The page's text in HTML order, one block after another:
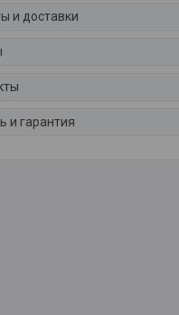
и доставки
и гарантия